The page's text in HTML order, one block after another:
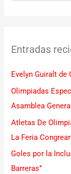
a
p
o
r
:
Entradas
Evelyn Guiralt de
Olimpiadas
Asamblea
Atletas De
La Feria
Goles por la
Barreras”